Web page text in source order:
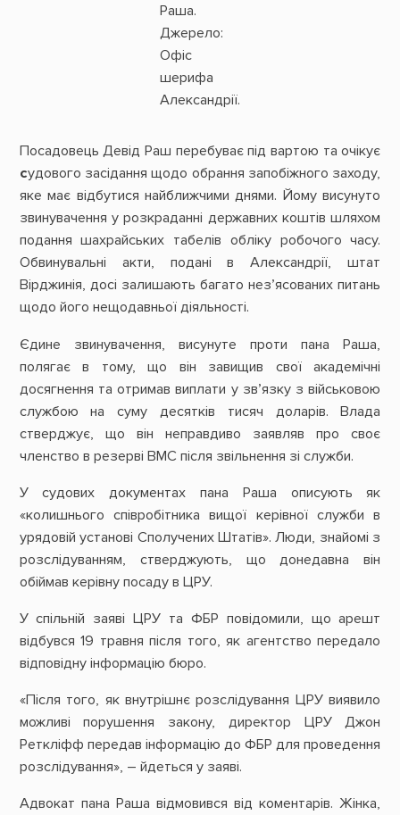
Раша.
Джерело:
Офіс
шерифа
Александрії.
Посадовець Девід Раш перебуває під вартою та очікує
судового засідання щодо обрання запобіжного заходу,
яке має відбутися найближчими днями. Йому висунуто
звинувачення у розкраданні державних коштів шляхом
подання шахрайських табелів обліку робочого часу.
Обвинувальні акти, подані в Александрії, штат
Вірджинія, досі залишають багато нез’ясованих питань
щодо його нещодавньої діяльності.
Єдине звинувачення, висунуте проти пана Раша,
полягає в тому, що він завищив свої академічні
досягнення та отримав виплати у зв’язку з військовою
службою на суму десятків тисяч доларів. Влада
стверджує, що він неправдиво заявляв про своє
членство в резерві ВМС після звільнення зі служби.
У судових документах пана Раша описують як
«колишнього співробітника вищої керівної служби в
урядовій установі Сполучених Штатів». Люди, знайомі з
розслідуванням, стверджують, що донедавна він
обіймав керівну посаду в ЦРУ.
У спільній заяві ЦРУ та ФБР повідомили, що арешт
відбувся 19 травня після того, як агентство передало
відповідну інформацію бюро.
«Після того, як внутрішнє розслідування ЦРУ виявило
можливі порушення закону, директор ЦРУ Джон
Реткліфф передав інформацію до ФБР для проведення
розслідування», – йдеться у заяві.
Адвокат пана Раша відмовився від коментарів. Жінка,